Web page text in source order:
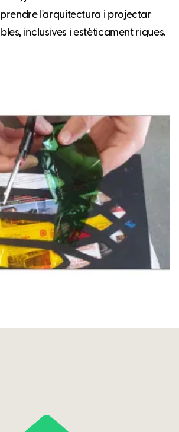
l'arquitectura i projectar
inclusives i estèticament riques.